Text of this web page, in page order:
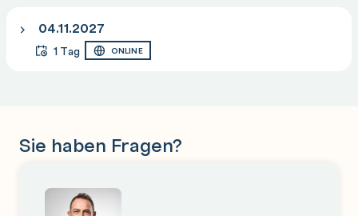
04.11.2027
1 Tag ONLINE
Sie haben Fragen?